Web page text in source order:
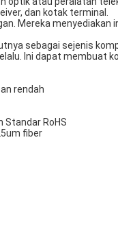
dan kotak terminal.
Mereka
sebagai sejenis
Ini dapat membuat
rendah
Standar RoHS
fiber